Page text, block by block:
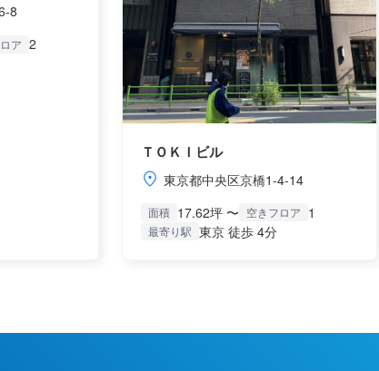
8
ア 2
ＴＯＫＩビル
東京都中央区京橋1-4-14
面積 17.62坪 〜 空きフロア 1
最寄り駅 東京 徒歩 4分